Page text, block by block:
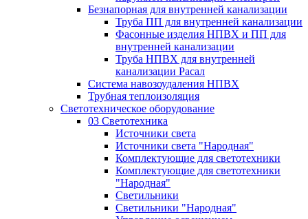
Безнапорная для внутренней канализации
Труба ПП для внутренней канализации
Фасонные изделия НПВХ и ПП для
внутренней канализации
Труба НПВХ для внутренней
канализации Расал
Система навозоудаления НПВХ
Трубная теплоизоляция
Светотехническое оборудование
03 Светотехника
Источники света
Источники света "Народная"
Комплектующие для светотехники
Комплектующие для светотехники
"Народная"
Светильники
Светильники "Народная"